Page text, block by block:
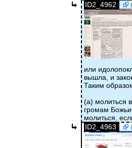
ID2_4962
или
вышла, и
Таким
(а) молиться
громам
молиться,
ID2_4963